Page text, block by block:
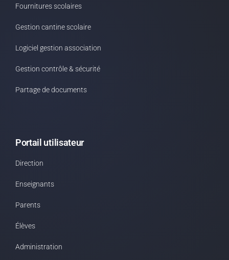
Fournitures scolaires
Gestion cantine scolaire
Logiciel gestion association
Gestion contrôle & sécurité
Partage de documents
Portail utilisateur
Direction
Enseignants
Parents
Élèves
Administration